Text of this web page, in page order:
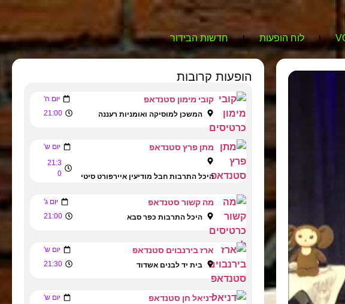
לוח הופעות חדשות הבידור
הופעות קרובות
קובי מימון סטנדאפ יום ה'
המשכן למוסיקה ואומניות רעננה 21:00
מתן פרץ סטנדאפ יום ש'
היכל התרבות חבל מודיעין איירפורט סיטי
21:3
0
מה קשור סטנדאפ יום ג'
היכל התרבות כפר סבא 21:00
ארז בירנבוים סטנדאפ יום ש'
בית יד לבנים אשדוד 21:30
דניאל חן סטנדאפ יום ש'